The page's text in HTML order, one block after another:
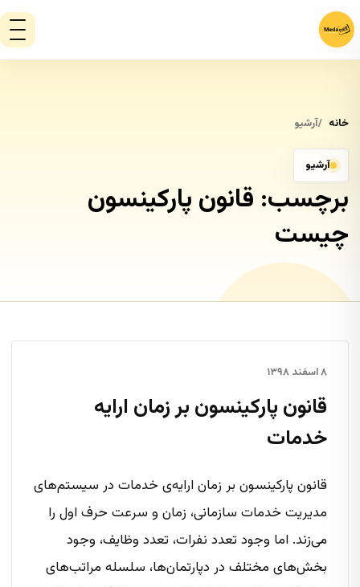
خانه آرشیو
آرشیو
برچسب: قانون پارکینسون
چیست
۸ اسفند ۱۳۹۸
قانون پارکینسون بر زمان ارایه
خدمات
قانون پارکینسون بر زمان ارایه‌ی خدمات در سیستم‌های
مدیریت خدمات سازمانی، زمان و سرعت حرف اول را
می‌زند. اما وجود تعدد نفرات، تعدد وظایف، وجود
بخش‌های مختلف در دپارتمان‌ها، سلسله مراتب‌های